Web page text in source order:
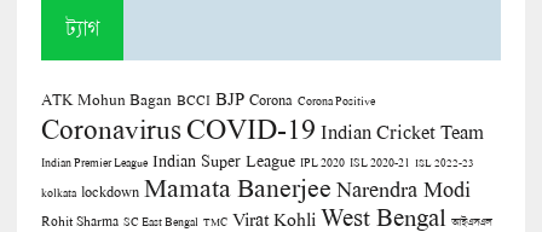
ট্যাগ
ATK Mohun Bagan BCCI BJP Corona Corona Positive
CoronavirusCOVID-19 Indian Cricket Team
Indian Premier League Indian Super League IPL 2020 ISL 2020-21 ISL 2022-23
kolkata lockdown Mamata Banerjee Narendra Modi
Rohit Sharma SC East Bengal TMC Virat Kohli West Bengal আইএসএল